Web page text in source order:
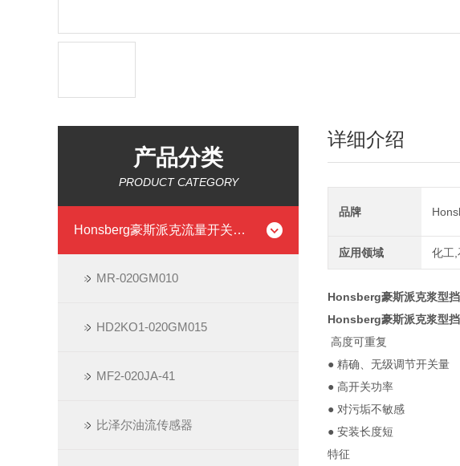
产品分类
PRODUCT CATEGORY
Honsberg豪斯派克流量开关流量计
MR-020GM010
HD2KO1-020GM015
MF2-020JA-41
比泽尔油流传感器
详细介绍
品牌
应用领域 化工,
Honsberg豪斯派克浆型
Honsberg豪斯派克浆型
高度可重复
● 精确、无级调节开关量
● 高开关功率
● 对污垢不敏感
● 安装长度短
特征